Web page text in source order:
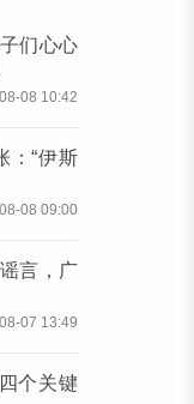
们心心
08 10:42
：“伊斯
08 09:00
言，广
07 13:49
个关键